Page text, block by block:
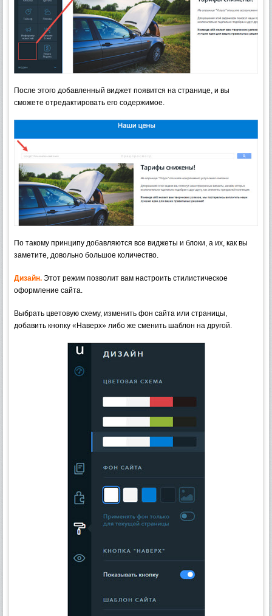
После этого добавленный виджет появится на странице, и вы
сможете отредактировать его содержимое.
По такому принципу добавляются все виджеты и блоки, а их, как вы
заметите, довольно большое количество.
Дизайн. Этот режим позволит вам настроить стилистическое
оформление сайта.
Выбрать цветовую схему, изменить фон сайта или страницы,
добавить кнопку «Наверх» либо же сменить шаблон на другой.